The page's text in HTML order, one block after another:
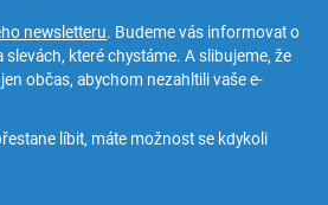
newsletteru. Budeme vás informovat o
které chystáme. A slibujeme, že
občas, abychom nezahltili vaše e-
líbit, máte možnost se kdykoli